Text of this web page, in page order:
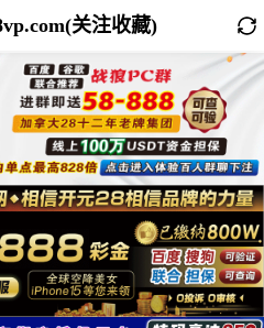
关注收藏)